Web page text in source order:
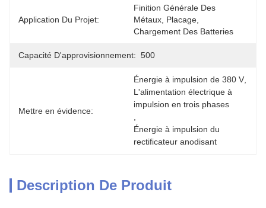
Application Du Projet:
Finition Générale Des
Métaux, Placage,
Chargement Des Batteries
Capacité D'approvisionnement: 500
Mettre en évidence:
Énergie à impulsion de 380 V
L'alimentation électrique à
impulsion en trois phases
Énergie à impulsion du
rectificateur anodisant
Description De Produit